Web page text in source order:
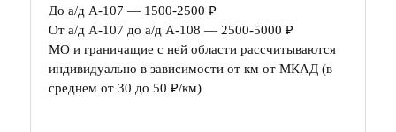
До а/д А-107 — 1500-2500 ₽
От а/д А-107 до а/д А-108 — 2500-5000 ₽
МО и граничащие с ней области рассчитываются
индивидуально в зависимости от км от МКАД (в
среднем от 30 до 50 ₽/км)